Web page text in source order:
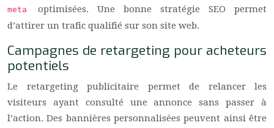
meta optimisées. Une bonne stratégie SEO permet
d’attirer un trafic qualifié sur son site web.
Campagnes de retargeting pour acheteurs
potentiels
Le retargeting publicitaire permet de relancer les
visiteurs ayant consulté une annonce sans passer à
l’action. Des bannières personnalisées peuvent ainsi être